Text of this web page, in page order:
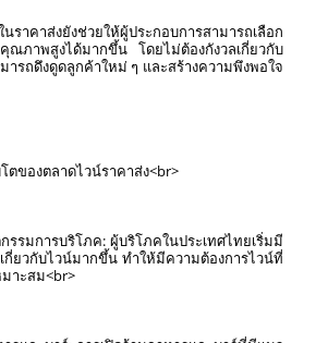
ราคาส่งยังช่วยให้ผู้ประกอบการสามารถเลือก
ณภาพสูงได้มากขึ้น โดยไม่ต้องกังวลเกี่ยวกับ
ารถดึงดูดลูกค้าใหม่ ๆ และสร้างความพึงพอใจ
ตของตลาดไวน์ราคาส่ง<br>
รรมการบริโภค: ผู้บริโภคในประเทศไทยเริ่มมี
กี่ยวกับไวน์มากขึ้น ทำให้มีความต้องการไวน์ที่
าะสม<br>